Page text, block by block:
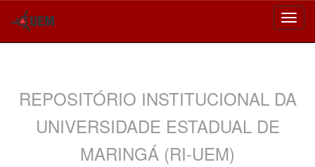
REPOSITÓRIO INSTITUCIONAL DA
UNIVERSIDADE ESTADUAL DE
MARINGÁ (RI-UEM)